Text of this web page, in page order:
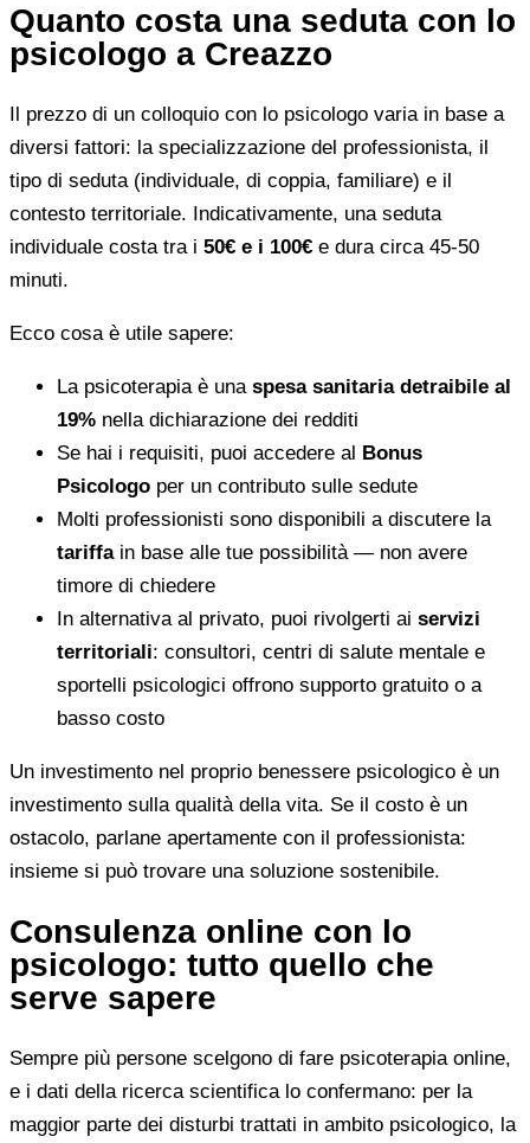
Quanto costa una seduta con lo
psicologo a Creazzo
Il prezzo di un colloquio con lo psicologo varia in base a
diversi fattori: la specializzazione del professionista, il
tipo di seduta (individuale, di coppia, familiare) e il
contesto territoriale. Indicativamente, una seduta
individuale costa tra i 50€ e i 100€ e dura circa 45-50
minuti.
Ecco cosa è utile sapere:
La psicoterapia è una spesa sanitaria detraibile al
19% nella dichiarazione dei redditi
Se hai i requisiti, puoi accedere al Bonus
Psicologo per un contributo sulle sedute
Molti professionisti sono disponibili a discutere la
tariffain base alle tue possibilità — non avere
timore di chiedere
In alternativa al privato, puoi rivolgerti ai servizi
territoriali: consultori, centri di salute mentale e
sportelli psicologici offrono supporto gratuito o a
basso costo
Un investimento nel proprio benessere psicologico è un
investimento sulla qualità della vita. Se il costo è un
ostacolo, parlane apertamente con il professionista:
insieme si può trovare una soluzione sostenibile.
Consulenza online con lo
psicologo: tutto quello che
serve sapere
Sempre più persone scelgono di fare psicoterapia online,
e i dati della ricerca scientifica lo confermano: per la
maggior parte dei disturbi trattati in ambito psicologico, la